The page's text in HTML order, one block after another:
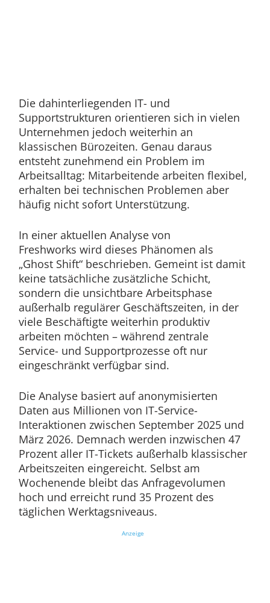
Die dahinterliegenden IT- und
Supportstrukturen orientieren sich in vielen
Unternehmen jedoch weiterhin an
klassischen Bürozeiten. Genau daraus
entsteht zunehmend ein Problem im
Arbeitsalltag: Mitarbeitende arbeiten flexibel,
erhalten bei technischen Problemen aber
häufig nicht sofort Unterstützung.
In einer aktuellen Analyse von
Freshworks wird dieses Phänomen als
„Ghost Shift“ beschrieben. Gemeint ist damit
keine tatsächliche zusätzliche Schicht,
sondern die unsichtbare Arbeitsphase
außerhalb regulärer Geschäftszeiten, in der
viele Beschäftigte weiterhin produktiv
arbeiten möchten – während zentrale
Service- und Supportprozesse oft nur
eingeschränkt verfügbar sind.
Die Analyse basiert auf anonymisierten
Daten aus Millionen von IT-Service-
Interaktionen zwischen September 2025 und
März 2026. Demnach werden inzwischen 47
Prozent aller IT-Tickets außerhalb klassischer
Arbeitszeiten eingereicht. Selbst am
Wochenende bleibt das Anfragevolumen
hoch und erreicht rund 35 Prozent des
täglichen Werktagsniveaus.
Anzeige